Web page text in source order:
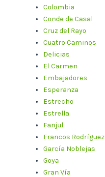
Colombia
Conde de Casal
Cruz del Rayo
Cuatro Caminos
Delicias
El Carmen
Embajadores
Esperanza
Estrecho
Estrella
Fanjul
Francos Rodríguez
García Noblejas
Goya
Gran Vía